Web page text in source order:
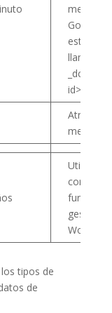
mediante
Google
esta
llamará
id>.
Utilizado
correcto
gestor
tipos de
de